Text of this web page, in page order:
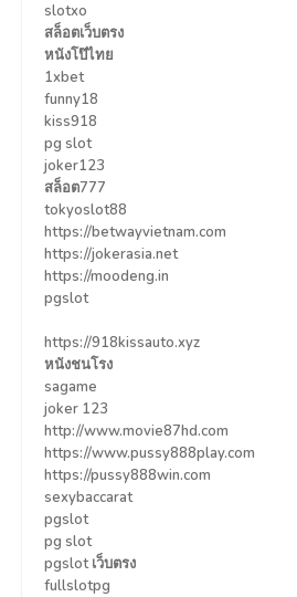
slotxo
สล็อตเว็บตรง
หนังโป๊ไทย
1xbet
funny18
kiss918
pg slot
joker123
สล็อต777
tokyoslot88
https://betwayvietnam.com
https://jokerasia.net
https://moodeng.in
pgslot
https://918kissauto.xyz
หนังชนโรง
sagame
joker 123
http://www.movie87hd.com
https://www.pussy888play.com
https://pussy888win.com
sexybaccarat
pgslot
pg slot
pgslot เว็บตรง
fullslotpg